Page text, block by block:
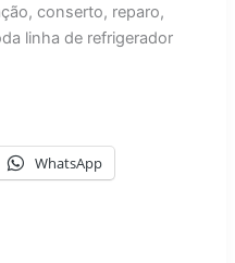
conserto, reparo,
linha de refrigerador
WhatsApp